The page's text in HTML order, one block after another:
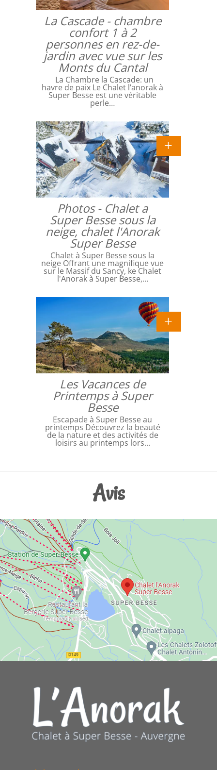
La Cascade - chambre
confort 1 à 2
personnes en rez-de-
jardin avec vue sur les
Monts du Cantal
La Chambre la Cascade: un
havre de paix Le Chalet l’anorak à
Super Besse est une véritable
perle…
Photos - Chalet a
Super Besse sous la
neige, chalet l'Anorak
Super Besse
Chalet à Super Besse sous la
neige Offrant une magnifique vue
sur le Massif du Sancy, ke Chalet
l'Anorak à Super Besse,…
Les Vacances de
Printemps à Super
Besse
Escapade à Super Besse au
printemps Découvrez la beauté
de la nature et des activités de
loisirs au printemps lors…
Avis